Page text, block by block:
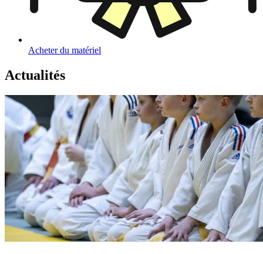
Acheter du matériel
Actualités